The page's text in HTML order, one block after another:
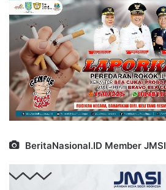
BeritaNasional.ID Member JMSI